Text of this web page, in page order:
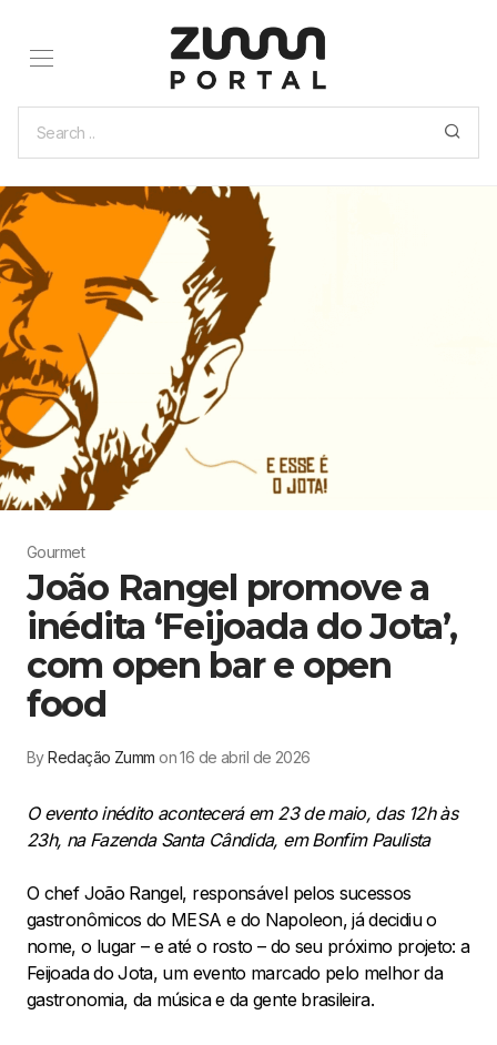
Gourmet
João Rangel promove a
inédita ‘Feijoada do Jota’,
com open bar e open
food
ByRedação Zumm on 16 de abril de 2026
O evento inédito acontecerá em 23 de maio, das 12h às
23h, na Fazenda Santa Cândida, em Bonfim Paulista
O chef João Rangel, responsável pelos sucessos
gastronômicos do MESA e do Napoleon, já decidiu o
nome, o lugar – e até o rosto – do seu próximo projeto: a
Feijoada do Jota, um evento marcado pelo melhor da
gastronomia, da música e da gente brasileira.